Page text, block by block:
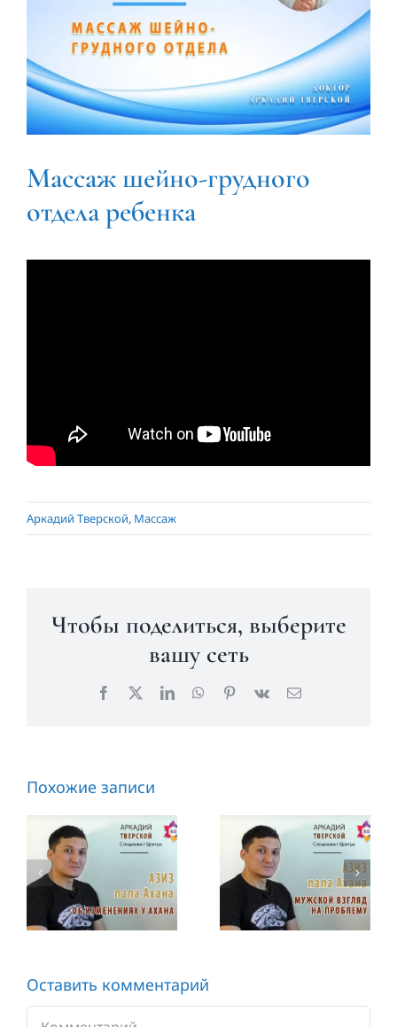
Массаж шейно-грудного
отдела ребенка
Аркадий Тверской, Массаж
Чтобы поделиться, выберите
вашу сеть
Facebook
X LinkedInWhatsApp
Pinterest
Vk Email
Похожие записи
Азиз — об
изменениях
у Ахана
Азиз, папа
Ахана —
мужской
взгляд на
проблему
Оставить комментарий
Комментарий